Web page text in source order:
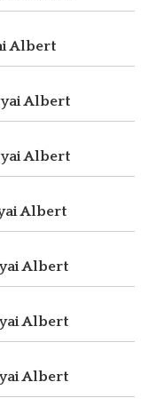
Albert
Albert
Albert
Albert
Albert
Albert
Albert